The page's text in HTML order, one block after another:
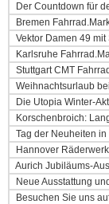
Der Countdown für
Bremen
Vektor Damen 49
Karlsruhe
Stuttgart CMT
Weihnachtsurlaub
Die Utopia Winter-
Korschenbroich:
Tag der Neuheiten
Hannover
Aurich Jubiläums-
Neue Ausstattung
Besuchen Sie uns